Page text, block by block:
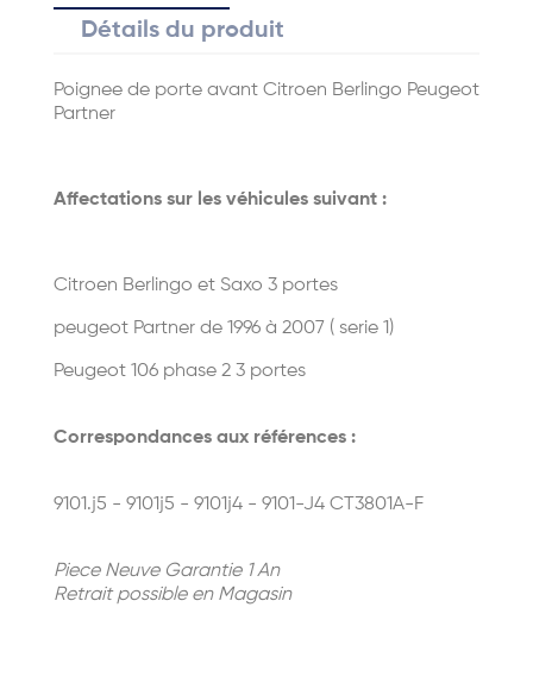
Détails du produit
Poignee de porte avant Citroen Berlingo Peugeot
Partner
Affectations sur les véhicules suivant :
Citroen Berlingo et Saxo 3 portes
peugeot Partner de 1996 à 2007 ( serie 1)
Peugeot 106 phase 2 3 portes
Correspondances aux références :
9101.j5 - 9101j5 - 9101j4 - 9101-J4 CT3801A-F
Piece Neuve Garantie 1 An
Retrait possible en Magasin